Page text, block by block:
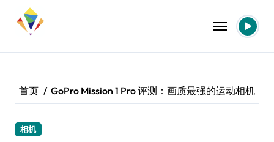
首页 GoPro Mission 1 Pro 评测：画质最强的运动相机
相机